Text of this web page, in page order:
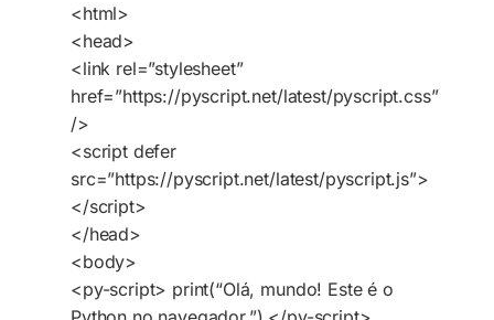
<html>
<head>
<link rel=”stylesheet”
href=”https://pyscript.net/latest/pyscript.css”
/>
<script defer
src=”https://pyscript.net/latest/pyscript.js”>
</script>
</head>
<body>
<py-script> print(“Olá, mundo! Este é o